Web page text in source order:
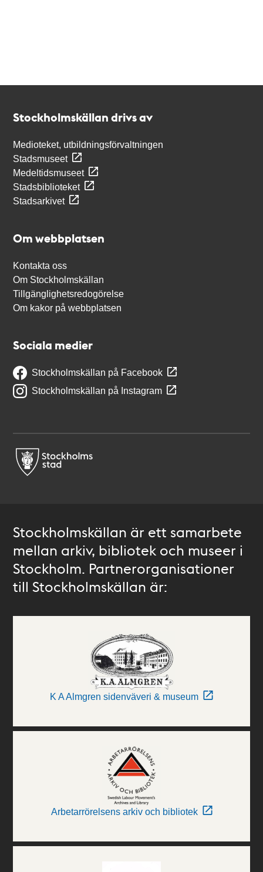
Stockholmskällan drivs av
Medioteket, utbildningsförvaltningen
Stadsmuseet
Medeltidsmuseet
Stadsbiblioteket
Stadsarkivet
Om webbplatsen
Kontakta oss
Om Stockholmskällan
Tillgänglighetsredogörelse
Om kakor på webbplatsen
Sociala medier
Stockholmskällan på Facebook
Stockholmskällan på Instagram
Stockholmskällan är ett samarbete
mellan arkiv, bibliotek och museer i
Stockholm. Partnerorganisationer
till Stockholmskällan är:
K A Almgren sidenväveri & museum
Arbetarrörelsens arkiv och bibliotek